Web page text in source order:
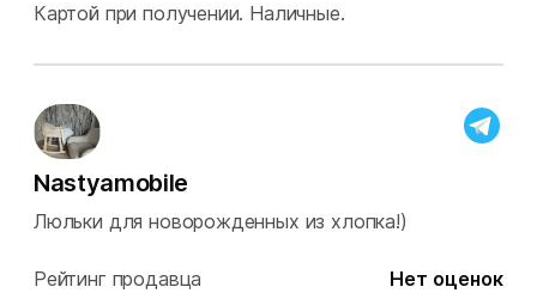
Картой при получении. Наличные.
Nastyamobile
Люльки для новорожденных из хлопка!)
Рейтинг продавца
Нет оценок